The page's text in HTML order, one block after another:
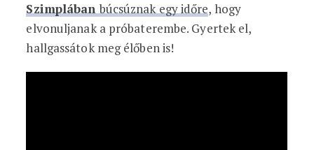
Szimplábanbúcsúznak egy időre, hogy
elvonuljanak a próbaterembe. Gyertek el,
hallgassátok meg élőben is!